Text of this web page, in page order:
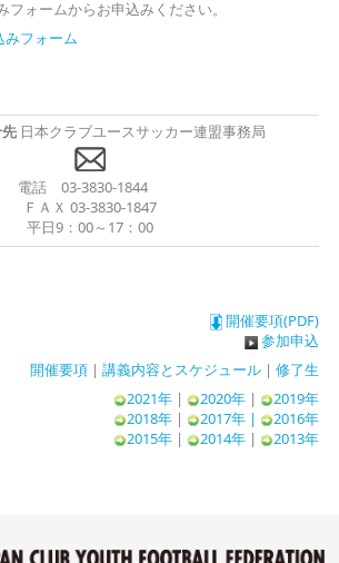
フォームからお申込みください。
みフォーム
日本クラブユースサッカー連盟事務局
電話 03-3830-1844
ＦＡＸ 03-3830-1847
平日9：00～17：00
開催要項(PDF)
参加申込
開催要項| 講義内容とスケジュール| 修了生
2021年| 2020年|
2019年
2018年| 2017年 |
2016年
2015年| 2014年| 2013年